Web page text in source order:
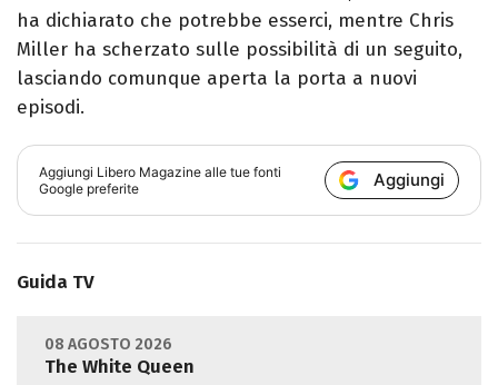
ha dichiarato che potrebbe esserci, mentre Chris
Miller ha scherzato sulle possibilità di un seguito,
lasciando comunque aperta la porta a nuovi
episodi.
Aggiungi Libero Magazine alle tue fonti
Google preferite
Aggiungi
Guida TV
08 AGOSTO 2026
The White Queen